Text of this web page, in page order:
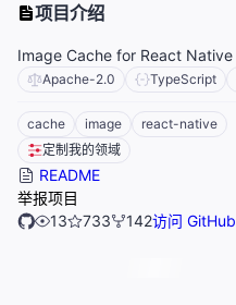
项目介绍
Image Cache for React Native
Apache-2.0 TypeScript
cache image
react-native
定制我的领域
README
举报项目
13
733 142访问 GitHub